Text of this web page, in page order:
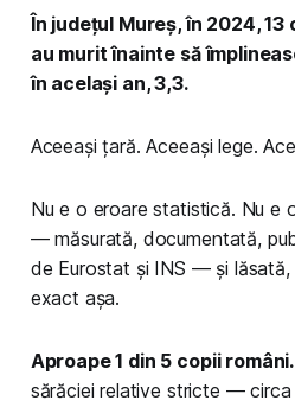
În județul Mureș, în 2024,
au murit înainte să
în același an, 3,3.
Aceeași țară. Aceeași lege.
Nu e o eroare statistică. Nu e
— măsurată, documentată,
de Eurostat și INS — și lăsată,
exact așa.
Aproape 1 din 5 copii români.
sărăciei relative stricte — circa